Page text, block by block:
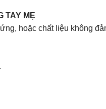
TAY MẸ
hoặc chất liệu không